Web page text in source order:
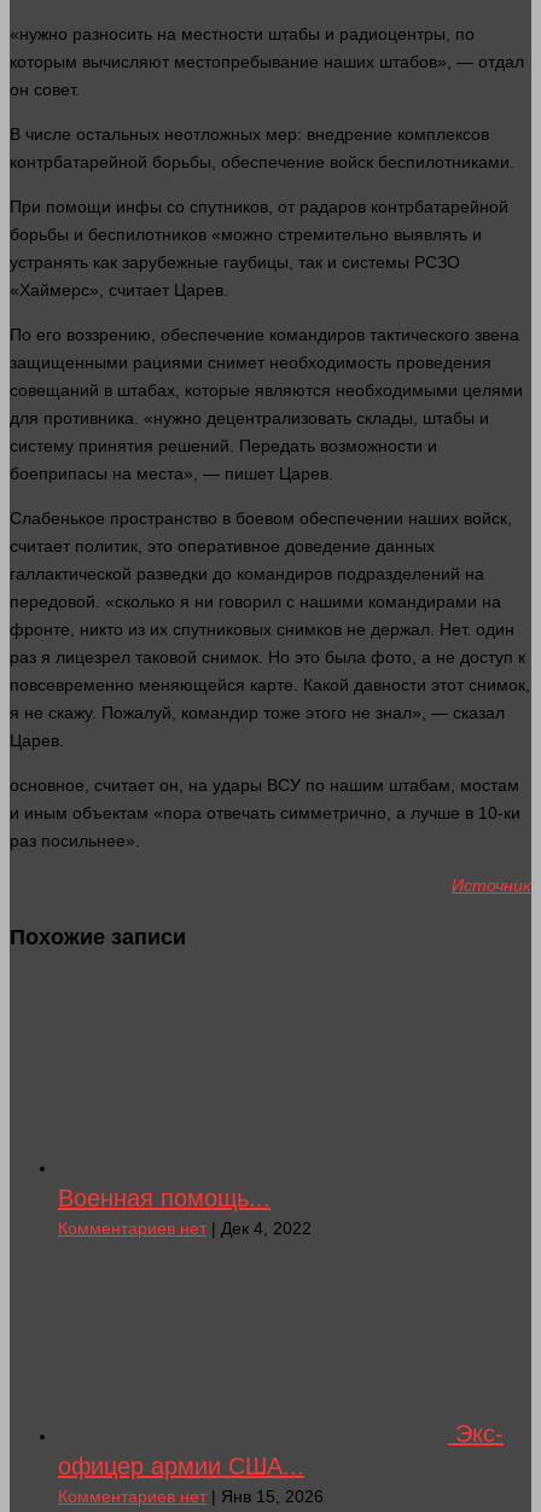
«нужно разносить на местности штабы и радиоцентры, по
которым вычисляют местопребывание наших штабов», — отдал
он совет.
В числе остальных неотложных мер: внедрение комплексов
контрбатарейной борьбы, обеспечение войск беспилотниками.
При помощи инфы со спутников, от радаров контрбатарейной
борьбы и беспилотников «можно стремительно выявлять и
устранять как зарубежные гаубицы, так и системы РСЗО
«Хаймерс», считает Царев.
По его воззрению, обеспечение командиров тактического звена
защищенными рациями снимет необходимость проведения
совещаний в штабах, которые являются необходимыми целями
для противника. «нужно децентрализовать склады, штабы и
систему принятия решений. Передать возможности и
боеприпасы на места», — пишет Царев.
Слабенькое пространство в боевом обеспечении наших войск,
считает политик, это оперативное доведение данных
галлактической разведки до командиров подразделений на
передовой. «сколько я ни говорил с нашими командирами на
фронте, никто из их спутниковых снимков не держал. Нет. один
раз я лицезрел таковой снимок. Но это была фото , а не доступ к
повсевременно меняющейся карте. Какой давности этот снимок,
я не скажу. Пожалуй, командир тоже этого не знал», — сказал
Царев.
основное , считает он, на удары ВСУ по нашим штабам, мостам
и иным объектам «пора отвечать симметрично, а лучше в 10-ки
раз посильнее».
Источник
Похожие записи
Военная помощь...
Комментариев нет| Дек 4, 2022
Экс-
офицер армии США...
Комментариев нет| Янв 15, 2026